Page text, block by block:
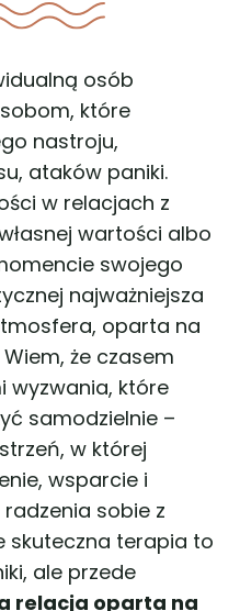
osób
które
nastroju,
ataków paniki.
w relacjach z
wartości albo
swojego
najważniejsza
oparta na
że czasem
wyzwania, które
samodzielnie –
w której
wsparcie i
sobie z
skuteczna terapia to
ale przede
relacja oparta na